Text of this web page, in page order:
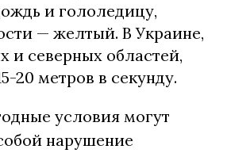
и гололедицу,
— желтый. В Украине,
и северных областей,
20 метров в секунду.
условия могут
нарушение